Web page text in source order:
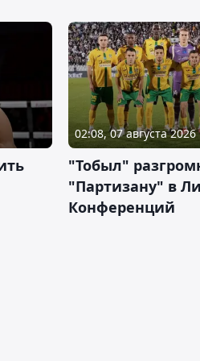
02:08, 07 августа 2026
"Тобыл"
"Партизану" в
Конференций